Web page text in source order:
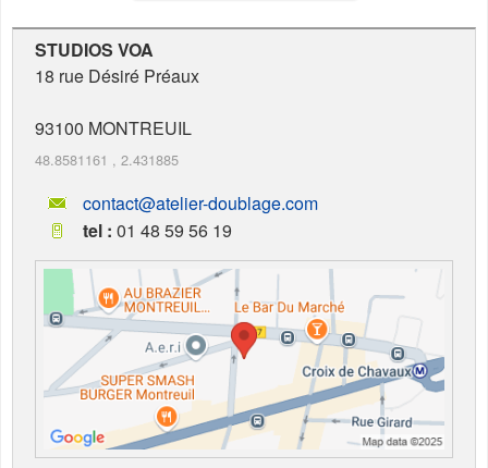
STUDIOS VOA
18 rue Désiré Préaux
93100 MONTREUIL
48.8581161 , 2.431885
contact@atelier-doublage.com
tel : 01 48 59 56 19